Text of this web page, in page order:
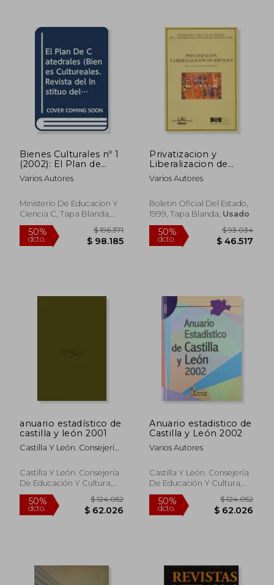
50% $ 182.071 50%
dcto. $
Bienes Culturales nº 1
(2002): El Plan de
Catedrales
Varios Autores
Ministerio De Educacion Y
Ciencia C, Tapa Blanda,
Usado
Privatizacion y
Liberalizacion de
Servicios
Varios Autores
Boletin Oficial Del Estado,
1999, Tapa Blanda, Usado
anuario estadístico de
castilla y león 2001
Castilla Y León. Consejería
Dirección General De
Estadística
Castilla Y León. Consejería
De Educación Y Cultura,
Nuevo
Anuario estadistico de
Castilla y León 2002
Varios Autores
Castilla Y León. Consejería
De Educación Y Cultura,
Tapa Blanda, Nuevo